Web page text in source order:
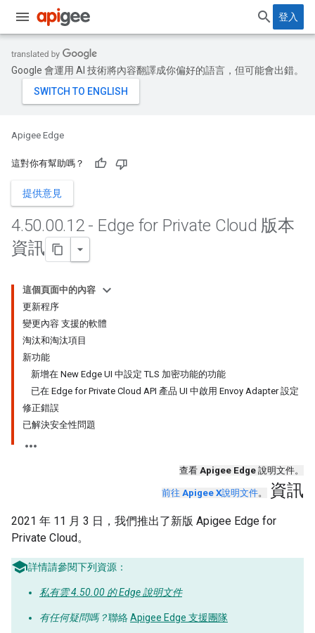
登入
Google 會運用 AI 技術將內容翻譯成你偏好的語言，但可能會出錯。
Apigee Edge
這對你有幫助嗎？
提供意見
4.50.00.12 - Edge for Private Cloud 版本
資訊
這個頁面中的內容
更新程序
變更內容 支援的軟體
淘汰和淘汰項目
新功能
新增在 New Edge UI 中設定 TLS 加密功能的功能
已在 Edge for Private Cloud API 產品 UI 中啟用 Envoy Adapter 設定
修正錯誤
已解決安全性問題
查看 Apigee Edge 說明文件。
前往 Apigee X說明文件。 資訊
2021 年 11 月 3 日，我們推出了新版 Apigee Edge for
Private Cloud。
詳情請參閱下列資源：
私有雲 4.50.00 的 Edge 說明文件
有任何疑問嗎？聯絡Apigee Edge 支援團隊